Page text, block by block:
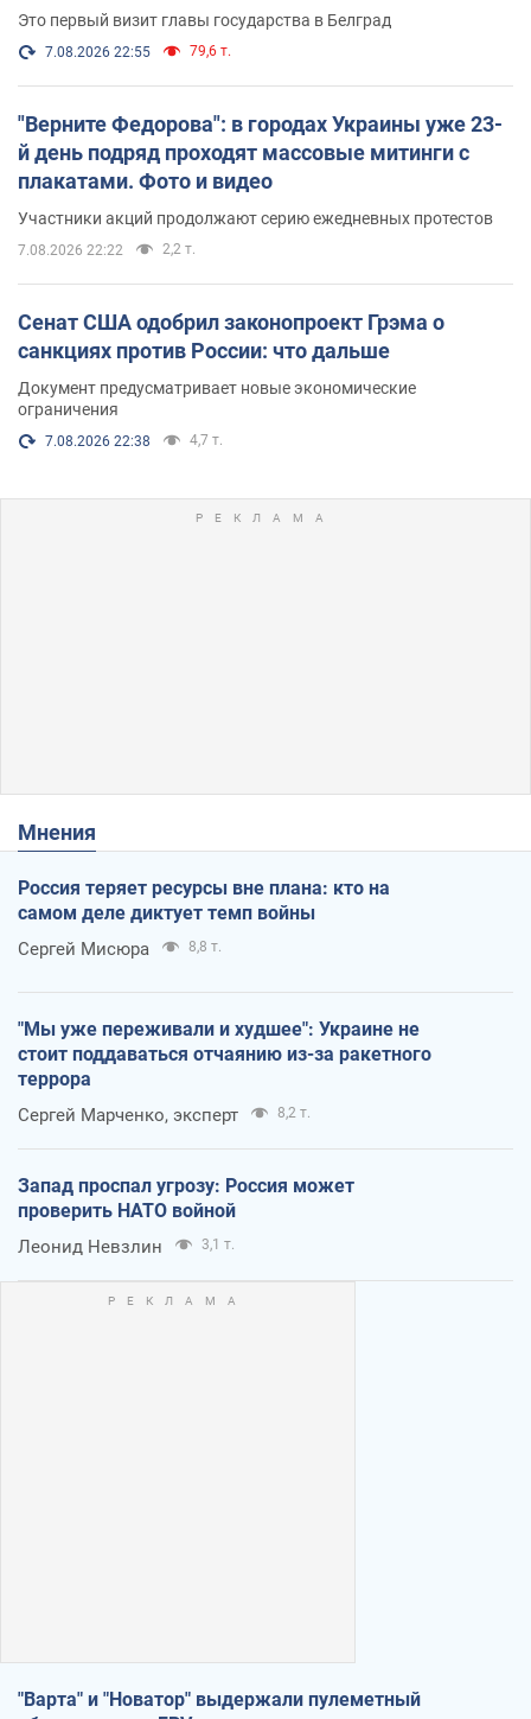
Это первый визит главы государства в Белград
7.08.2026 22:55 79,6 т.
"Верните Федорова": в городах Украины уже 23-
й день подряд проходят массовые митинги с
плакатами. Фото и видео
Участники акций продолжают серию ежедневных протестов
7.08.2026 22:22 2,2 т.
Сенат США одобрил законопроект Грэма о
санкциях против России: что дальше
Документ предусматривает новые экономические
ограничения
7.08.2026 22:38 4,7 т.
Мнения
Россия теряет ресурсы вне плана: кто на
самом деле диктует темп войны
Сергей Мисюра 8,8 т.
"Мы уже переживали и худшее": Украине не
стоит поддаваться отчаянию из-за ракетного
террора
Сергей Марченко, эксперт 8,2 т.
Запад проспал угрозу: Россия может
проверить НАТО войной
Леонид Невзлин 3,1 т.
"Варта" и "Новатор" выдержали пулеметный